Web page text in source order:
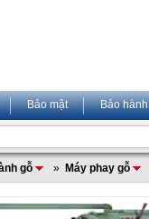
Bảo mật Bảo hành
gỗ » Máy phay gỗ